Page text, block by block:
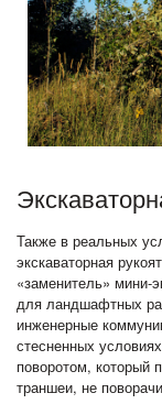
Также в реальных
экскаваторная
«заменитель» мини-
для ландшафтных
инженерные
стесненных
поворотом, который
траншеи, не